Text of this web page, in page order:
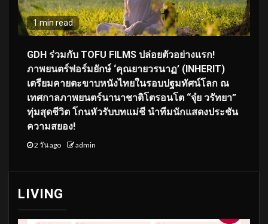
1 min read
GDH ร่วมกับ TOFU FILMS ปล่อยตัวอย่างแรก!
ภาพยนตร์ฟอร์มยักษ์ ‘คุณยายวรนาฏ’ (INHERIT)
เตรียมคายตะขาบหนังไทยในรอบปฐมทัศน์โลก ณ
เทศกาลภาพยนตร์นานาชาติโตรอนโต “จุ๋ย วรัทยา”
ทุ่มสุดชีวิต โกนหัวรับบทแม่ชี นำทีมนักแสดงประชัน
ความสยอง!
2 วัน ago admin
LIVING